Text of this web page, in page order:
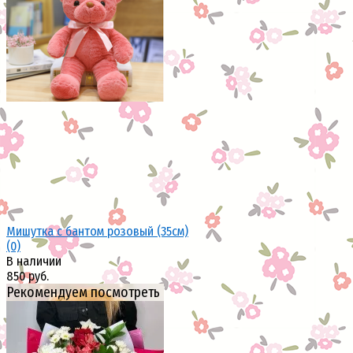
избранное сравнить
Мишутка с бантом розовый (35см)
(0)
В наличии
850 руб.
Рекомендуем посмотреть